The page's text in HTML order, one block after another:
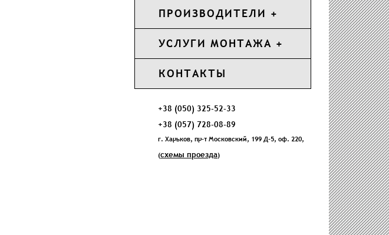
ПРОИЗВОДИТЕЛИ
УСЛУГИ МОНТАЖА
КОНТАКТЫ
+38 (050) 325-52-33
+38 (057) 728-08-89
г. Харьков, пр-т Московский, 199 Д-5, оф. 220,
(схемы проезда)